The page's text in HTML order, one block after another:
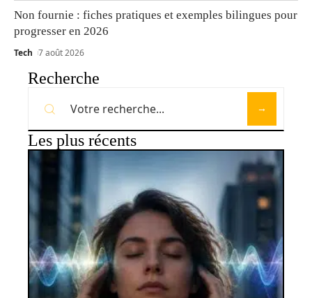
Non fournie : fiches pratiques et exemples bilingues pour
progresser en 2026
Tech 7 août 2026
Recherche
Les plus récents